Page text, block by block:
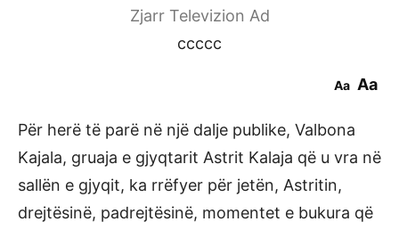
Zjarr Televizion Ad
ccccc
Aa Aa
Për herë të parë në një dalje publike, Valbona
Kajala, gruaja e gjyqtarit Astrit Kalaja që u vra në
sallën e gjyqit, ka rrëfyer për jetën, Astritin,
drejtësinë, padrejtësinë, momentet e bukura që